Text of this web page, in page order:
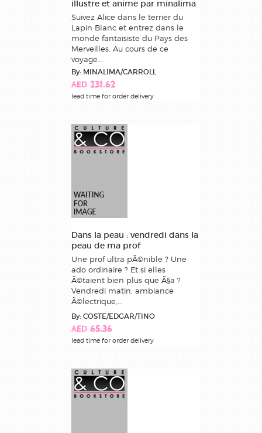
illustre et anime par minalima
Suivez Alice dans le terrier du
Lapin Blanc et entrez dans le
monde fantaisiste du Pays des
Merveilles. Au cours de ce
voyage...
By: MINALIMA/CARROLL
AED 231.62
lead time for order delivery
Dans la peau : vendredi dans la
peau de ma prof
Une prof ultra pÃ©nible ? Une
ado ordinaire ? Et si elles
Ã©taient bien plus que Ã§a ?
Vendredi matin, ambiance
Ã©lectrique,...
By: COSTE/EDGAR/TINO
AED 65.36
lead time for order delivery